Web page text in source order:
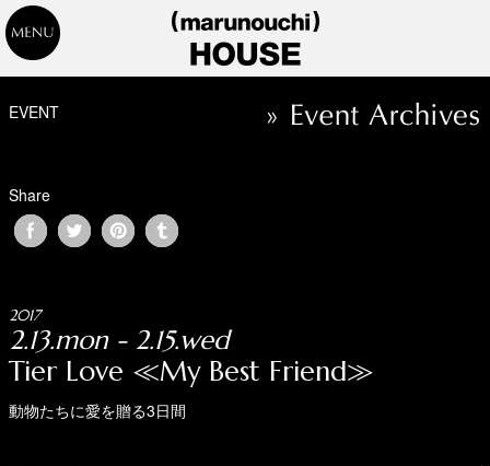
EVENT
Share
2017
2.13.mon - 2.15.wed
Tier Love ≪My Best Friend≫
動物たちに愛を贈る3日間